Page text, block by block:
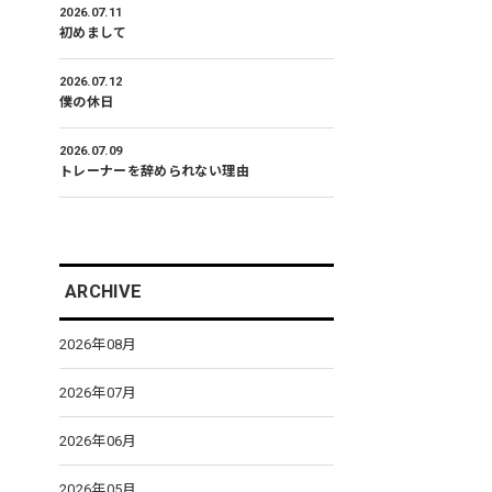
2026.07.11
初めまして
2026.07.12
僕の休日
2026.07.09
トレーナーを辞められない理由
ARCHIVE
2026年08月
2026年07月
2026年06月